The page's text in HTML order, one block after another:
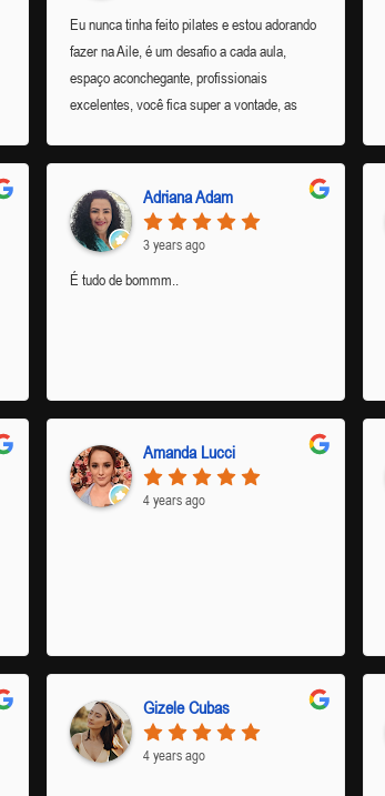
Eu nunca tinha feito pilates e estou adorando
fazer na Aile, é um desafio a cada aula,
espaço aconchegante, profissionais
excelentes, você fica super a vontade, as
Adriana Adam
3 years ago
É tudo de bommm..
Amanda Lucci
4 years ago
Gizele Cubas
4 years ago